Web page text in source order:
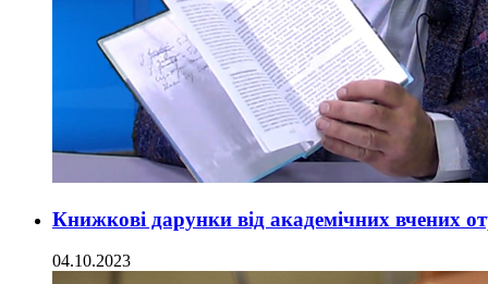
Книжкові дарунки від академічних вчених
04.10.2023